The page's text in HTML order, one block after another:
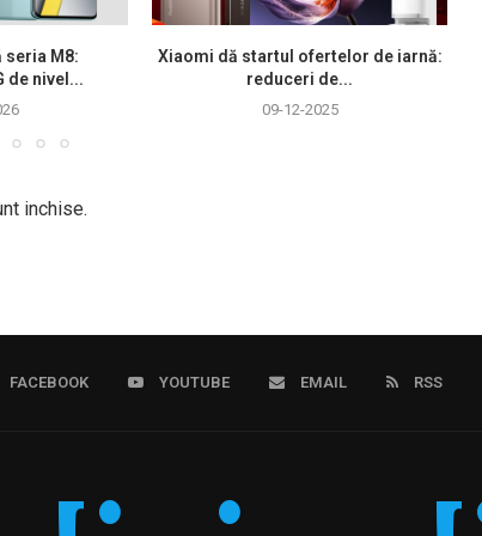
seria M8:
de nivel...
Xiaomi dă startul ofertelor de iarnă:
reduceri de...
09-12-2025
inchise.
FACEBOOK YOUTUBE EMAIL RSS